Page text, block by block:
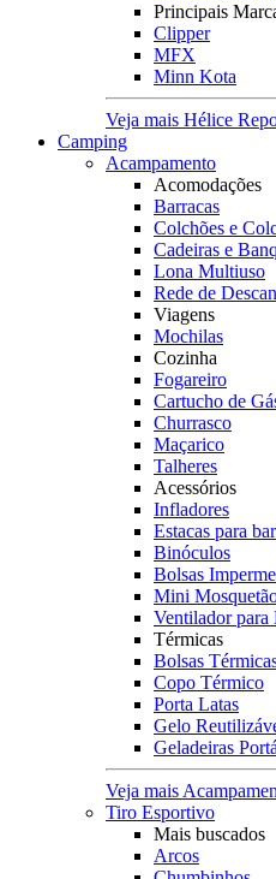
Principais
Clipper
MFX
Minn Kota
Veja mais Hélice
Camping
Acampamento
Acomodações
Barracas
Colchões e
Cadeiras e
Lona Multiuso
Rede de
Viagens
Mochilas
Cozinha
Fogareiro
Cartucho de
Churrasco
Maçarico
Talheres
Acessórios
Infladores
Estacas para
Binóculos
Bolsas
Mini
Ventilador para
Térmicas
Bolsas
Copo Térmico
Porta Latas
Gelo
Geladeiras
Veja mais
Tiro Esportivo
Mais buscados
Arcos